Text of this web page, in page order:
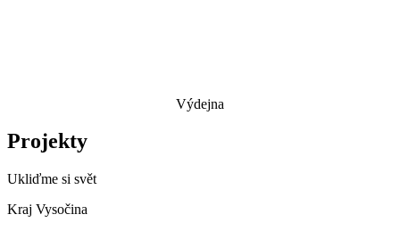
Výdejna
Projekty
Ukliďme si svět
Kraj Vysočina